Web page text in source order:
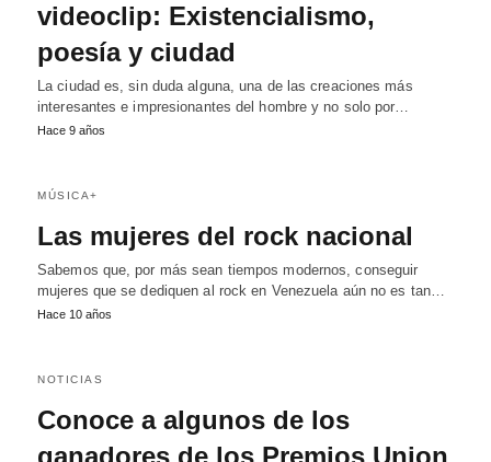
videoclip: Existencialismo,
poesía y ciudad
La ciudad es, sin duda alguna, una de las creaciones más
interesantes e impresionantes del hombre y no solo por…
Hace 9 años
MÚSICA+
Las mujeres del rock nacional
Sabemos que, por más sean tiempos modernos, conseguir
mujeres que se dediquen al rock en Venezuela aún no es tan…
Hace 10 años
NOTICIAS
Conoce a algunos de los
ganadores de los Premios Union